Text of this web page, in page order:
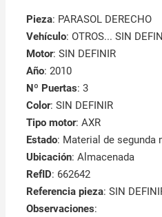
Pieza: PARASOL DERECHO
Vehículo: OTROS... SIN
Motor: SIN DEFINIR
Año: 2010
Nº Puertas: 3
Color: SIN DEFINIR
Tipo motor: AXR
Estado: Material de segunda
Ubicación: Almacenada
RefID: 662642
Referencia pieza: SIN
Observaciones: